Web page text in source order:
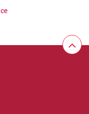
Amadeus